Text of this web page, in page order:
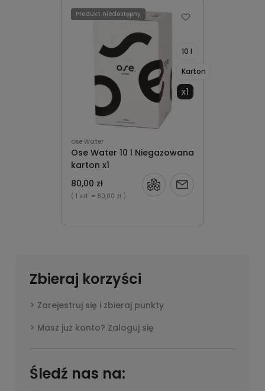
Ose Water
Ose Water 10 l Niegazowana
karton x1
10 l
Karton
x1
80,00 zł
( 1 szt. = 80,00 zł )
Produkt niedostępny
Powiadom
Zbieraj korzyści
Zarejestruj się i zbieraj punkty
Masz już konto? Zaloguj się
Śledź nas na: